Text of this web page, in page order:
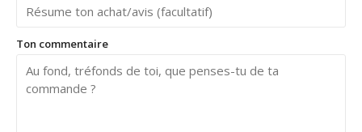
Ton commentaire